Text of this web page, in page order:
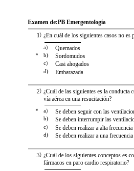
Examen de:PB Emergentología
)
1 ¿En cuál de los siguientes casos no
a) Quemados
* b) Sordomudos
c) Casi ahogados
d) Embarazada
)
2 ¿Cuál de las siguientes es la conducta
vía aérea en una resucitación?
* a) Se deben seguir con las
b) Se deben interrumpir las
c) Se deben realizar a alta
d) Se deben realizar a una
)
3 ¿Cuál de los siguientes conceptos es
fármacos en paro cardio respiratorio?